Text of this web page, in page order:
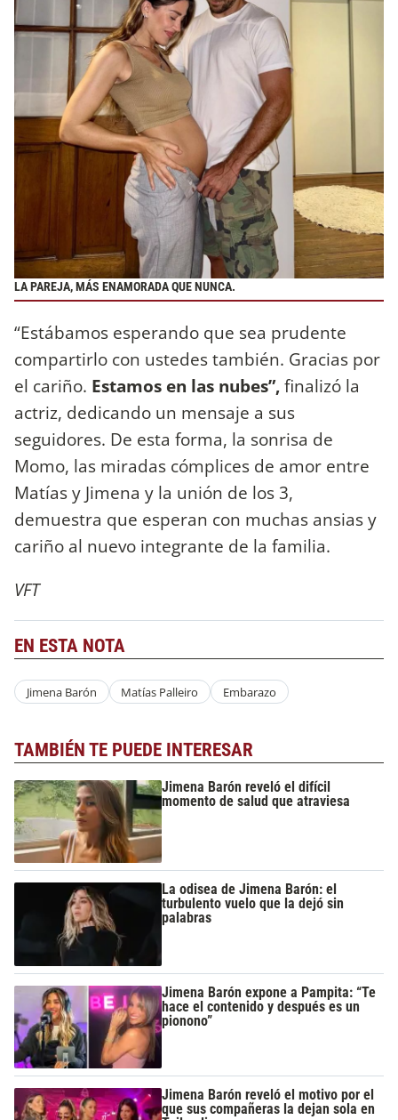
LA PAREJA, MÁS ENAMORADA QUE NUNCA.
“Estábamos esperando que sea prudente
compartirlo con ustedes también. Gracias por
el cariño. Estamos en las nubes”,finalizó la
actriz, dedicando un mensaje a sus
seguidores. De esta forma, la sonrisa de
Momo, las miradas cómplices de amor entre
Matías y Jimena y la unión de los 3,
demuestra que esperan con muchas ansias y
cariño al nuevo integrante de la familia.
VFT
EN ESTA NOTA
Jimena Barón Matías Palleiro Embarazo
TAMBIÉN TE PUEDE INTERESAR
Jimena Barón reveló el difícil
momento de salud que atraviesa
La odisea de Jimena Barón: el
turbulento vuelo que la dejó sin
palabras
Jimena Barón expone a Pampita: “Te
hace el contenido y después es un
pionono”
Jimena Barón reveló el motivo por el
que sus compañeras la dejan sola en